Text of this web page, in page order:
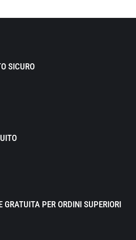
SICURO
GRATUITA PER ORDINI SUPERIORI